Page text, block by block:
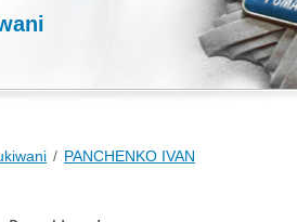
PANCHENKO IVAN